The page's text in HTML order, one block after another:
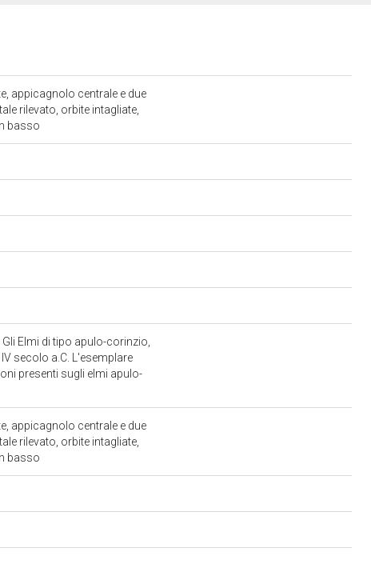
appicagnolo centrale e due
rilevato, orbite intagliate,
basso
Elmi di tipo apulo-corinzio,
secolo a.C. L'esemplare
presenti sugli elmi apulo-
appicagnolo centrale e due
rilevato, orbite intagliate,
basso